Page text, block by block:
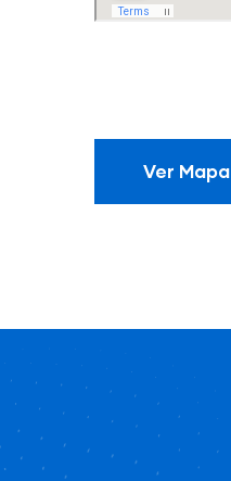
Ver Mapa